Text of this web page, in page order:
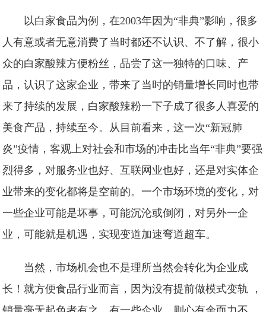
以白家食品为例，在2003年因为“非典”影响，很多
人有意或者无意消费了当时都还不认识、不了解，很小
众的白家酸辣方便粉丝，品尝了这一独特的口味、产
品，认识了这家企业，带来了当时的销量增长同时也带
来了持续的发展，白家酸辣粉一下子成了很多人喜爱的
美食产品，持续至今。从目前看来，这一次“新冠肺
炎”疫情，客观上对社会和市场的冲击比当年“非典”要强
烈得多，对服务业也好、互联网业也好，还是对实体企
业带来的变化都将是空前的。一个市场环境的变化，对
一些企业可能是坏事，可能沉沦或倒闭，对另外一企
业，可能就是机遇，实现变道加速弯道超车。
当然，市场机会也不是理所当然会转化为企业成
长！就方便食品行业而言，因为没有提前做模式变轨 ，